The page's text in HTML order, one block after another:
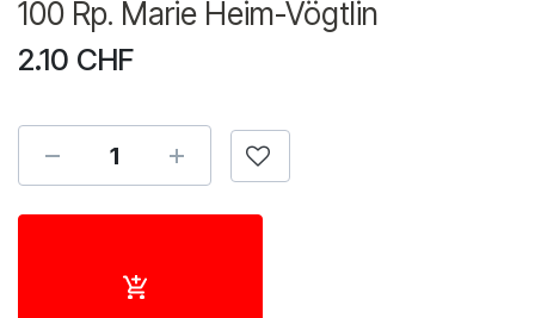
100 Rp. Marie Heim-Vögtlin
2.10 CHF